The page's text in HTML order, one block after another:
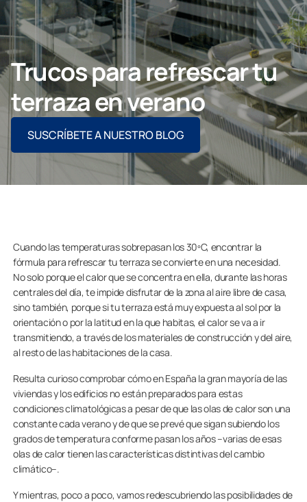
Profesionales
Grupo Lumon
Contacto
PIDE ASESORAMIENTO AQUÍ
Trucos para refrescar tu
terraza en verano
SUSCRÍBETE A NUESTRO BLOG
Cuando las temperaturas sobrepasan los 30ºC, encontrar la
fórmula para refrescar tu terraza se convierte en una necesidad.
No solo porque el calor que se concentra en ella, durante las horas
centrales del día, te impide disfrutar de la zona al aire libre de casa,
sino también, porque si tu terraza está muy expuesta al sol por la
orientación o por la latitud en la que habitas, el calor se va a ir
transmitiendo, a través de los materiales de construcción y del aire,
al resto de las habitaciones de la casa.
Resulta curioso comprobar cómo en España la gran mayoría de las
viviendas y los edificios no están preparados para estas
condiciones climatológicas a pesar de que las olas de calor son una
constante cada verano y de que se prevé que sigan subiendo los
grados de temperatura conforme pasan los años –varias de esas
olas de calor tienen las características distintivas del cambio
climático–.
Y mientras, poco a poco, vamos redescubriendo las posibilidades de